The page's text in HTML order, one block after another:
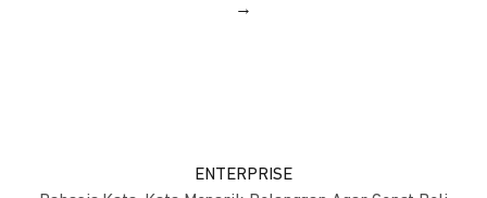
→
ENTERPRISE